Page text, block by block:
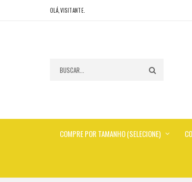
OLÁ,VISITANTE.
COMPRE POR TAMANHO (SELECIONE)